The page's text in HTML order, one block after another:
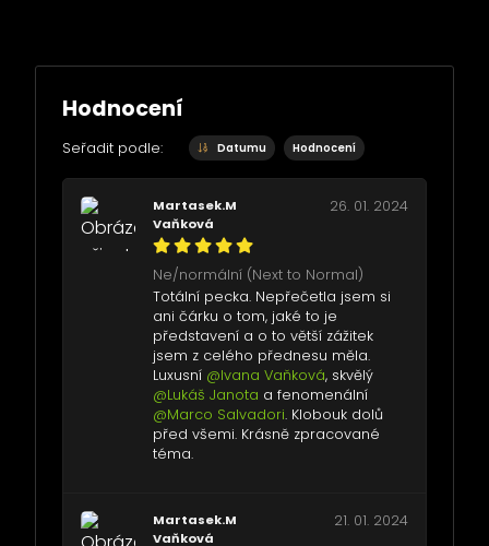
Hodnocení
Seřadit podle: Datumu Hodnocení
Martasek.M
Vaňková
26. 01. 2024
Ne/normální (Next to Normal)
Totální pecka. Nepřečetla jsem si
ani čárku o tom, jaké to je
představení a o to větší zážitek
jsem z celého přednesu měla.
Luxusní @Ivana Vaňková, skvělý
@Lukáš Janota a fenomenální
@Marco Salvadori. Klobouk dolů
před všemi. Krásně zpracované
téma.
Martasek.M
Vaňková
21. 01. 2024